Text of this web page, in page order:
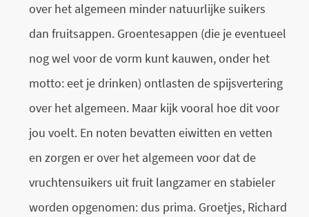
over het algemeen minder natuurlijke suikers
dan fruitsappen. Groentesappen (die je eventueel
nog wel voor de vorm kunt kauwen, onder het
motto: eet je drinken) ontlasten de spijsvertering
over het algemeen. Maar kijk vooral hoe dit voor
jou voelt. En noten bevatten eiwitten en vetten
en zorgen er over het algemeen voor dat de
vruchtensuikers uit fruit langzamer en stabieler
worden opgenomen: dus prima. Groetjes, Richard